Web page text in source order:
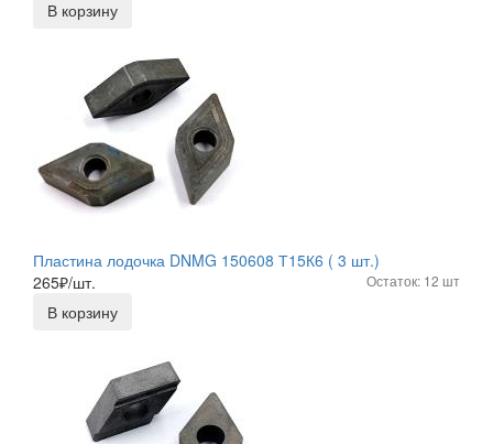
В корзину
Пластина лодочка DNMG 150608 Т15К6 ( 3 шт.)
265₽/шт. Остаток: 12 шт
В корзину